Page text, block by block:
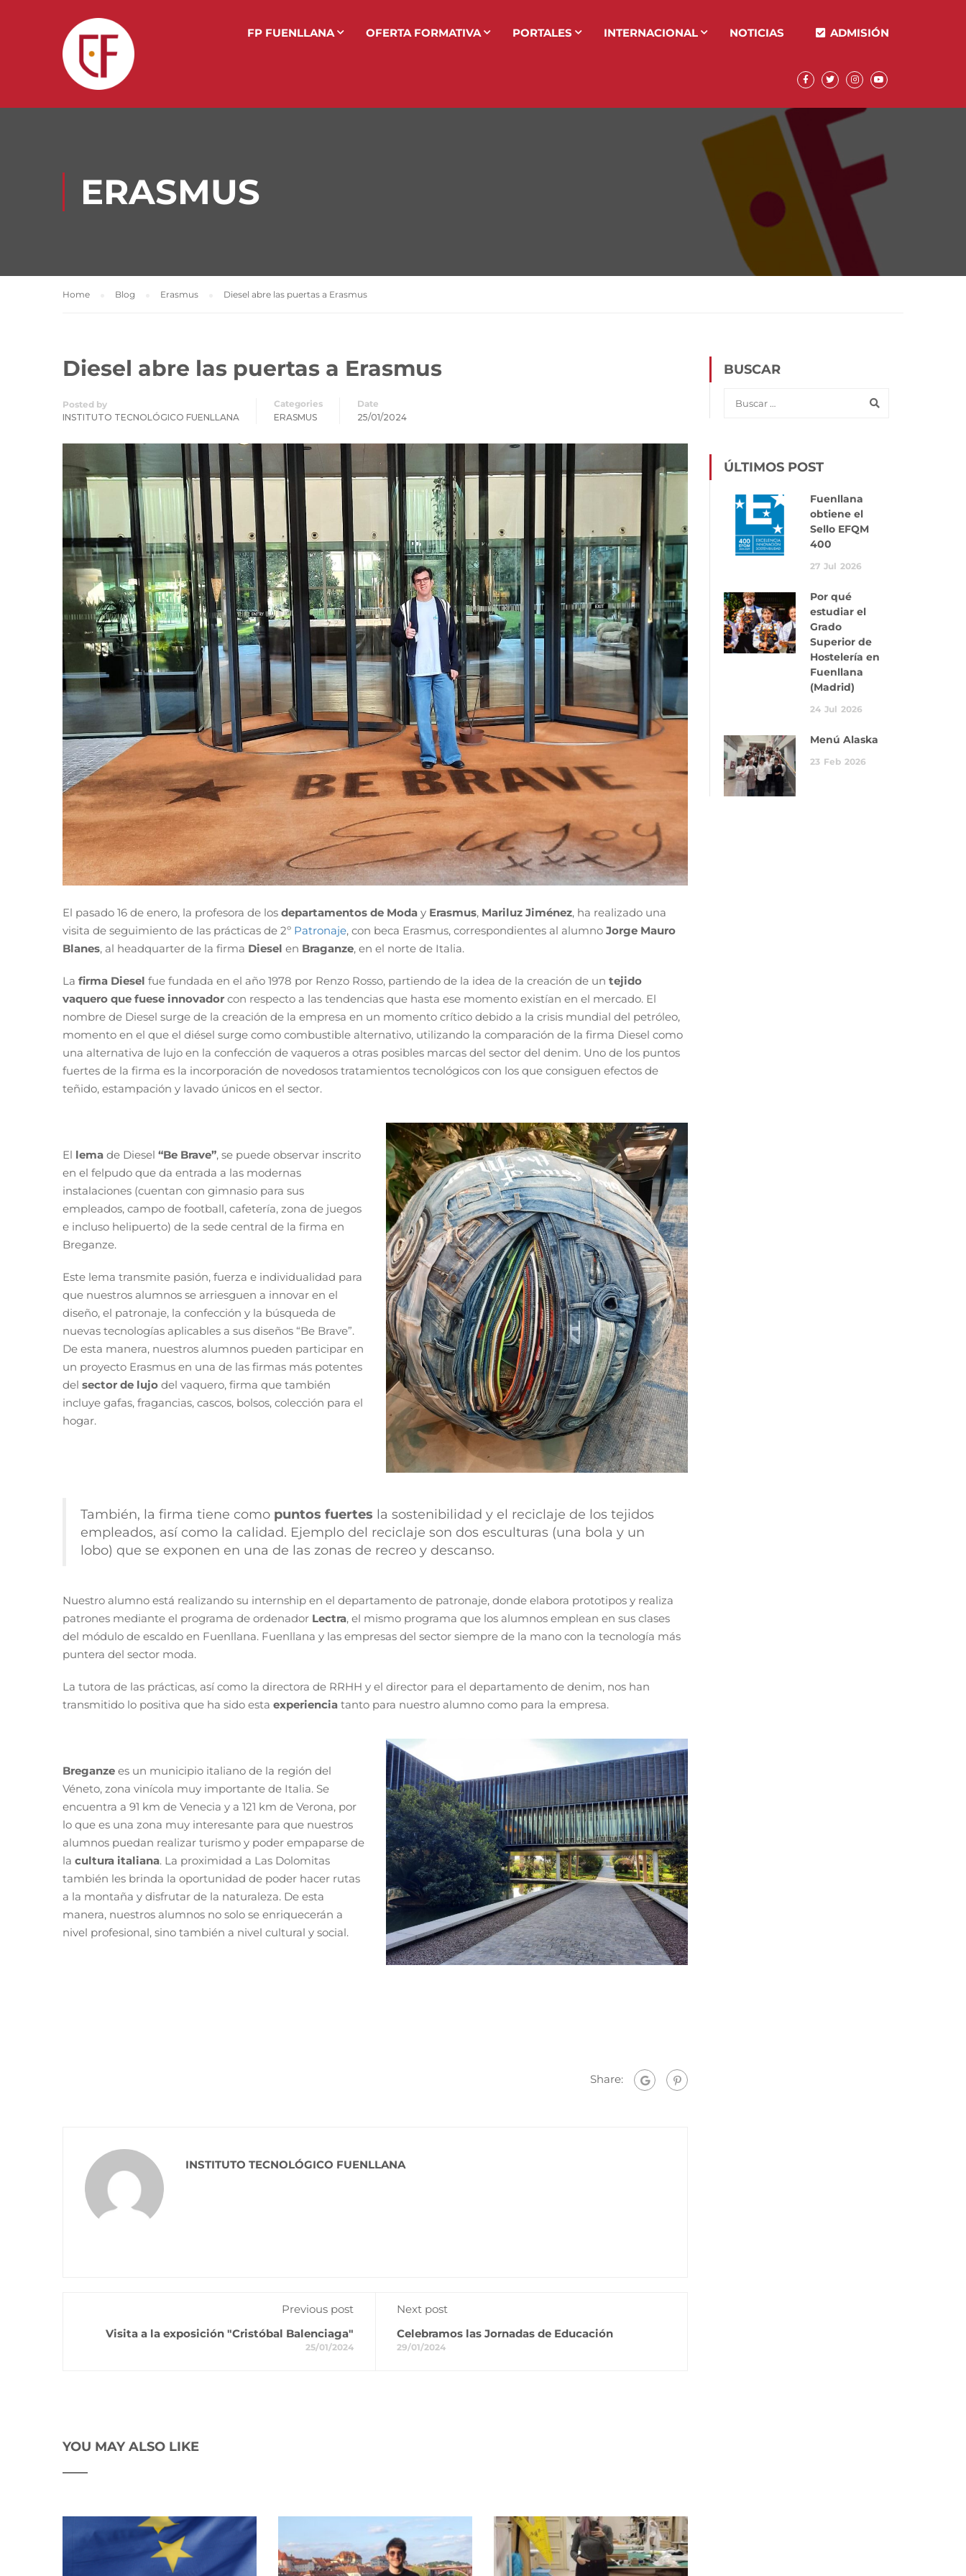
FP FUENLLANA OFERTA FORMATIVA PORTALES INTERNACIONAL NOTICIAS ADMISIÓN
ERASMUS
Home Blog Erasmus Diesel abre las puertas a Erasmus
Diesel abre las puertas a Erasmus
Posted by
INSTITUTO TECNOLÓGICO FUENLLANA
Categories
ERASMUS
Date
25/01/2024
El pasado 16 de enero, la profesora de los departamentos de Moda y Erasmus, Mariluz Jiménez, ha realizado una
visita de seguimiento de las prácticas de 2º Patronaje, con beca Erasmus, correspondientes al alumno Jorge Mauro
Blanes, al headquarter de la firma Diesel en Braganze, en el norte de Italia.
La firma Diesel fue fundada en el año 1978 por Renzo Rosso, partiendo de la idea de la creación de un tejido
vaquero que fuese innovador con respecto a las tendencias que hasta ese momento existían en el mercado. El
nombre de Diesel surge de la creación de la empresa en un momento crítico debido a la crisis mundial del petróleo,
momento en el que el diésel surge como combustible alternativo, utilizando la comparación de la firma Diesel como
una alternativa de lujo en la confección de vaqueros a otras posibles marcas del sector del denim. Uno de los puntos
fuertes de la firma es la incorporación de novedosos tratamientos tecnológicos con los que consiguen efectos de
teñido, estampación y lavado únicos en el sector.
El lema de Diesel “Be Brave”, se puede observar inscrito
en el felpudo que da entrada a las modernas
instalaciones (cuentan con gimnasio para sus
empleados, campo de football, cafetería, zona de juegos
e incluso helipuerto) de la sede central de la firma en
Breganze.
Este lema transmite pasión, fuerza e individualidad para
que nuestros alumnos se arriesguen a innovar en el
diseño, el patronaje, la confección y la búsqueda de
nuevas tecnologías aplicables a sus diseños “Be Brave”.
De esta manera, nuestros alumnos pueden participar en
un proyecto Erasmus en una de las firmas más potentes
del sector de lujo del vaquero, firma que también
incluye gafas, fragancias, cascos, bolsos, colección para el
hogar.
También, la firma tiene como puntos fuertes la sostenibilidad y el reciclaje de los tejidos
empleados, así como la calidad. Ejemplo del reciclaje son dos esculturas (una bola y un
lobo) que se exponen en una de las zonas de recreo y descanso.
Nuestro alumno está realizando su internship en el departamento de patronaje, donde elabora prototipos y realiza
patrones mediante el programa de ordenador Lectra, el mismo programa que los alumnos emplean en sus clases
del módulo de escaldo en Fuenllana. Fuenllana y las empresas del sector siempre de la mano con la tecnología más
puntera del sector moda.
La tutora de las prácticas, así como la directora de RRHH y el director para el departamento de denim, nos han
transmitido lo positiva que ha sido esta experiencia tanto para nuestro alumno como para la empresa.
Breganze es un municipio italiano de la región del
Véneto, zona vinícola muy importante de Italia. Se
encuentra a 91 km de Venecia y a 121 km de Verona, por
lo que es una zona muy interesante para que nuestros
alumnos puedan realizar turismo y poder empaparse de
la cultura italiana. La proximidad a Las Dolomitas
también les brinda la oportunidad de poder hacer rutas
a la montaña y disfrutar de la naturaleza. De esta
manera, nuestros alumnos no solo se enriquecerán a
nivel profesional, sino también a nivel cultural y social.
Share:
INSTITUTO TECNOLÓGICO FUENLLANA
Previous post
Visita a la exposición "Cristóbal Balenciaga"
25/01/2024
Next post
Celebramos las Jornadas de Educación
29/01/2024
YOU MAY ALSO LIKE
BUSCAR
ÚLTIMOS POST
Fuenllana
obtiene el
Sello EFQM
400
27 Jul 2026
Por qué
estudiar el
Grado
Superior de
Hostelería en
Fuenllana
(Madrid)
24 Jul 2026
Menú Alaska
23 Feb 2026